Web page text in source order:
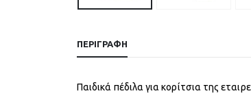
ΠΕΡΙΓΡΑΦΉ
Παιδικά πέδιλα για κορίτσια της